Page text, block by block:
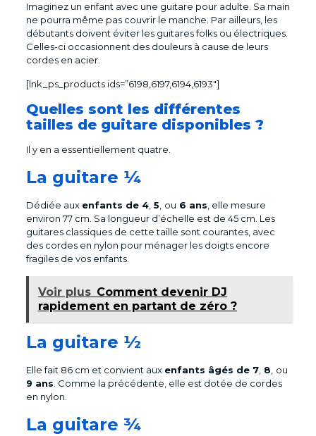
Imaginez un enfant avec une guitare pour adulte. Sa main
ne pourra même pas couvrir le manche. Par ailleurs, les
débutants doivent éviter les guitares folks ou électriques.
Celles-ci occasionnent des douleurs à cause de leurs
cordes en acier.
[lnk_ps_products ids=”6198,6197,6194,6193″]
Quelles sont les différentes
tailles de guitare disponibles ?
Il y en a essentiellement quatre.
La guitare ¼
Dédiée aux enfants de 4, 5 ou 6 ans , elle mesure
environ 77 cm. Sa longueur d’échelle est de 45 cm. Les
guitares classiques de cette taille sont courantes, avec
des cordes en nylon pour ménager les doigts encore
fragiles de vos enfants.
Voir plus Comment devenir DJ
rapidement en partant de zéro ?
La guitare ½
Elle fait 86 cm et convient aux enfants âgés de 7, 8 ou
9 ans . Comme la précédente, elle est dotée de cordes
en nylon.
La guitare ¾